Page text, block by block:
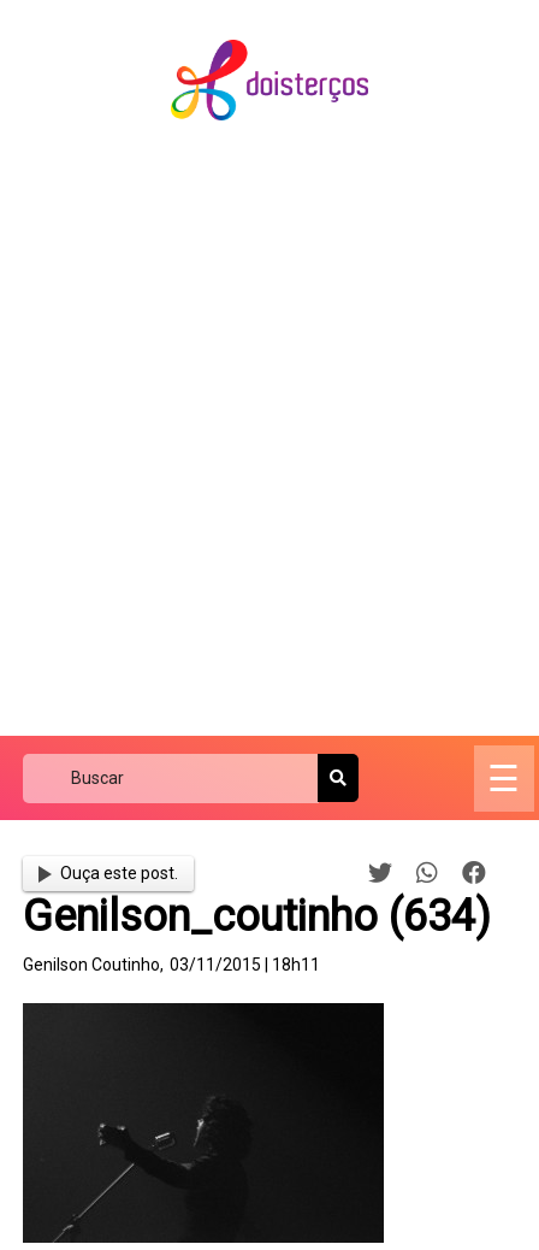
☰
Ouça este post.
Genilson_coutinho (634)
Genilson Coutinho, 03/11/2015 | 18h11